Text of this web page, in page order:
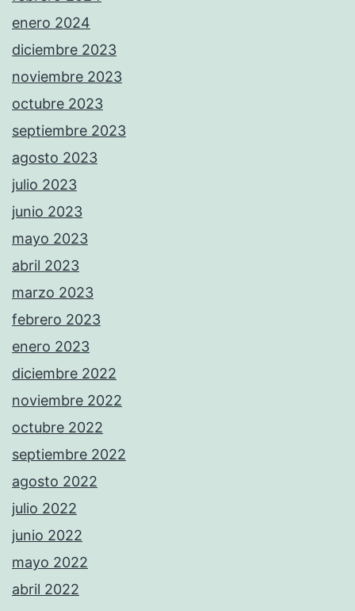
enero 2024
diciembre 2023
noviembre 2023
octubre 2023
septiembre 2023
agosto 2023
julio 2023
junio 2023
mayo 2023
abril 2023
marzo 2023
febrero 2023
enero 2023
diciembre 2022
noviembre 2022
octubre 2022
septiembre 2022
agosto 2022
julio 2022
junio 2022
mayo 2022
abril 2022